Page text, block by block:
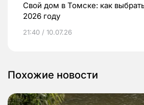
Свой дом в Томске: как
2026 году
21:40 / 10.07.26
Похожие новости